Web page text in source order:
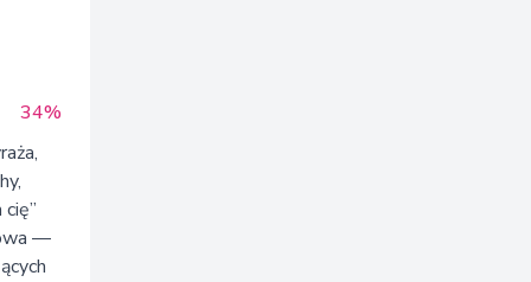
34%
—